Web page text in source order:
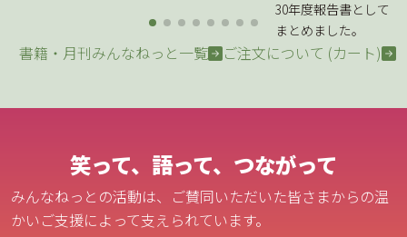
30年度報告書として
まとめました。
書籍・月刊みんなねっと一覧 ご注文について (カート)
笑って、語って、つながって
みんなねっとの活動は、ご賛同いただいた皆さまからの温
かいご支援によって支えられています。